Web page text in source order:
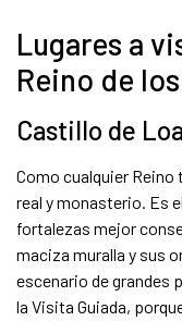
Lugares a
Reino de
Castillo de
Como cualquier
real y monasterio. Es el
fortalezas mejor
maciza muralla y sus
escenario de grandes
la Visita Guiada,